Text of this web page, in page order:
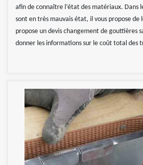
afin de connaître l’état des matériaux. Dans
sont en très mauvais état, il vous propose de
propose un devis changement de gouttières
donner les informations sur le coût total des